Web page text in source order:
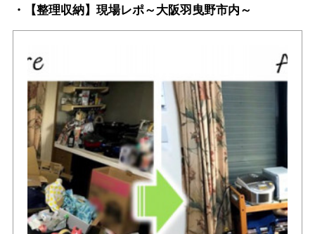
・【整理収納】現場レポ～大阪羽曳野市内～